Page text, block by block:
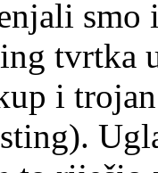
smo
tvrtka
i